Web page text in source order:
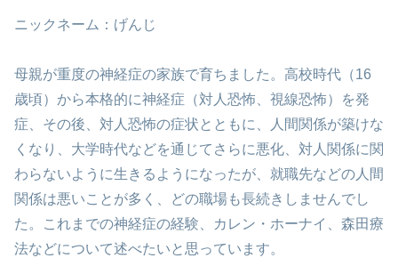
ニックネーム：げんじ
母親が重度の神経症の家族で育ちました。高校時代（16
歳頃）から本格的に神経症（対人恐怖、視線恐怖）を発
症、その後、対人恐怖の症状とともに、人間関係が築けな
くなり、大学時代などを通じてさらに悪化、対人関係に関
わらないように生きるようになったが、就職先などの人間
関係は悪いことが多く、どの職場も長続きしませんでし
た。これまでの神経症の経験、カレン・ホーナイ、森田療
法などについて述べたいと思っています。